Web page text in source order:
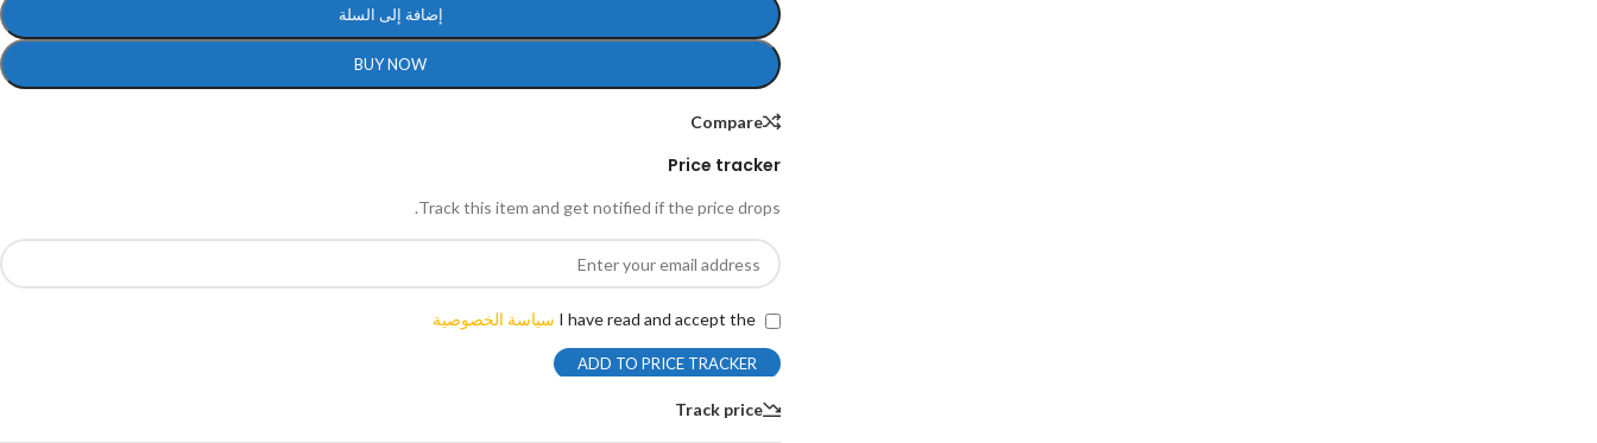
إضافة إلى السلة
BUY NOW
Compare
Price tracker
Track this item and get notified if the price drops.
I have read and accept the سياسة الخصوصية
ADD TO PRICE TRACKER
Track price